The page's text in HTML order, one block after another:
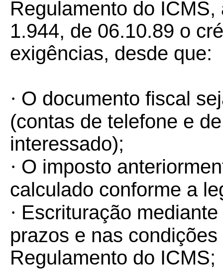
Regulamento do
1.944, de 06.10.89 o
exigências, desde que:
· O documento fiscal
(contas de telefone e
interessado);
· O imposto
calculado conforme a
· Escrituração
prazos e nas
Regulamento do ICMS;